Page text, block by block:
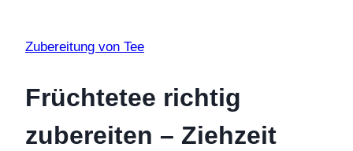
Zubereitung von Tee
Früchtetee richtig
zubereiten – Ziehzeit